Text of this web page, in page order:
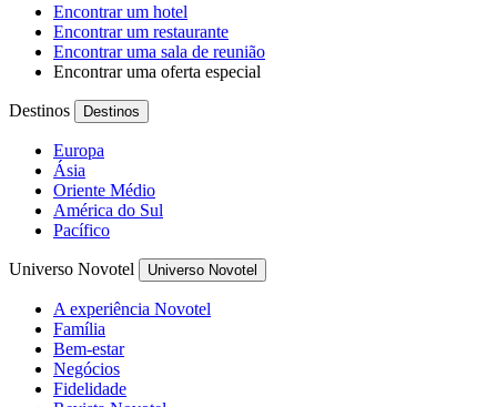
Encontrar um hotel
Encontrar um restaurante
Encontrar uma sala de reunião
Encontrar uma oferta especial
Destinos Destinos
Europa
Ásia
Oriente Médio
América do Sul
Pacífico
Universo Novotel Universo Novotel
A experiência Novotel
Família
Bem-estar
Negócios
Fidelidade